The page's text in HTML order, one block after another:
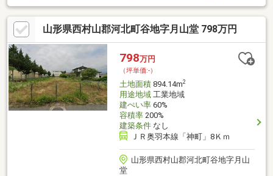
山形県西村山郡河北町谷地字月山堂 798万円
798万円
（坪単価:-）
土地面積894.14m2
用途地域工業地域
建ぺい率60%
容積率200%
建築条件なし
ＪＲ奥羽本線「神町」8Ｋｍ
山形県西村山郡河北町谷地字月山
堂